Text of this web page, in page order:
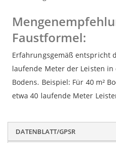
Faustformel:
Erfahrungsgemäß entspricht
laufende Meter der Leisten in
Bodens. Beispiel: Für 40 m²
etwa 40 laufende Meter
DATENBLATT/GPSR